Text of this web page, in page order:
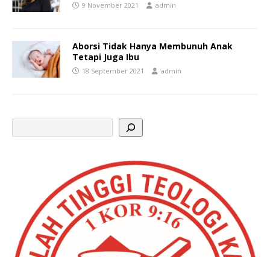
9 November 2021 admin
Aborsi Tidak Hanya Membunuh Anak
Tetapi Juga Ibu
18 September 2021 admin